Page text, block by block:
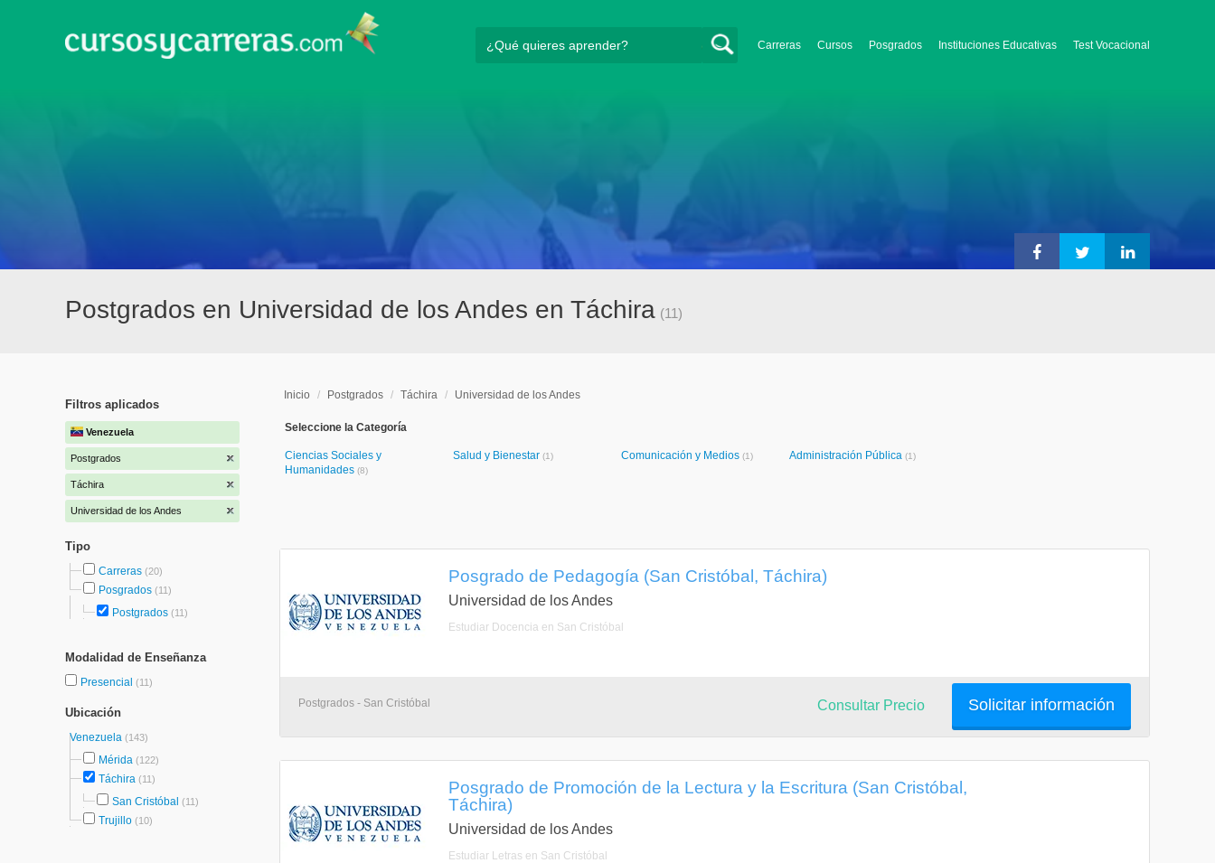
Carreras Cursos Posgrados Instituciones Educativas Test Vocacional
Postgrados en Universidad de los Andes en Táchira (11)
Filtros aplicados
Venezuela
Postgrados
Táchira
Universidad de los Andes
Tipo
Carreras (20)
Posgrados (11)
Postgrados (11)
Modalidad de Enseñanza
Presencial (11)
Ubicación
Venezuela (143)
Mérida (122)
Táchira (11)
San Cristóbal (11)
Trujillo (10)
Inicio / Postgrados / Táchira / Universidad de los Andes
Seleccione la Categoría
Ciencias Sociales y
Humanidades (8)
Salud y Bienestar (1) Comunicación y Medios (1) Administración Pública (1)
Posgrado de Pedagogía (San Cristóbal, Táchira)
Universidad de los Andes
Estudiar Docencia en San Cristóbal
Postgrados - San Cristóbal Solicitar información
Consultar Precio
Posgrado de Promoción de la Lectura y la Escritura (San Cristóbal,
Táchira)
Universidad de los Andes
Estudiar Letras en San Cristóbal